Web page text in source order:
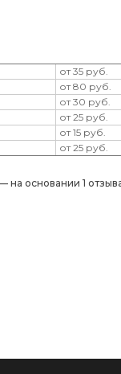
от 35 руб.
от 80 руб.
от 30 руб.
от 25 руб.
от 15 руб.
от 25 руб.
на основании 1